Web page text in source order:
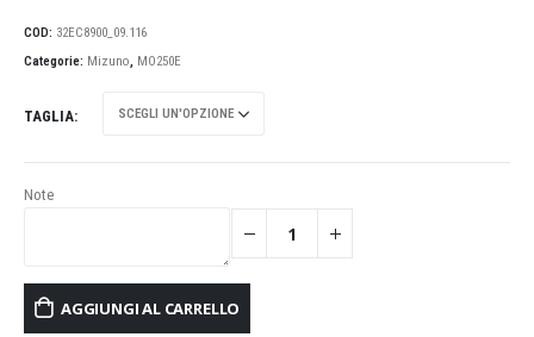
COD: 32EC8900_09.116
Categorie: Mizuno, MO250E
TAGLIA
Note
AGGIUNGI AL CARRELLO